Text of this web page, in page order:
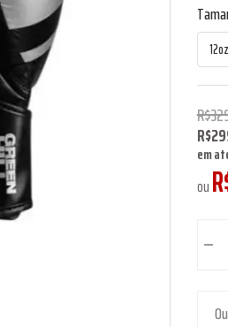
12oz
em
ou